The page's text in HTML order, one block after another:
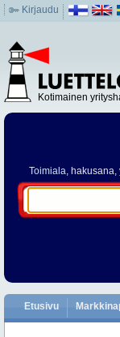
Kirjaudu
Kotimainen
Toimiala, hakusana,
Etusivu